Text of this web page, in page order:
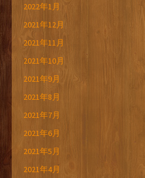
2022年1月
2021年12月
2021年11月
2021年10月
2021年9月
2021年8月
2021年7月
2021年6月
2021年5月
2021年4月